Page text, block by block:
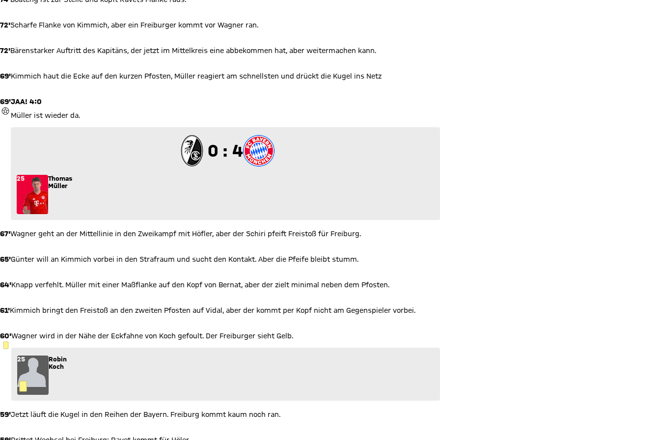
72'Scharfe Flanke von Kimmich, aber ein Freiburger kommt vor Wagner ran.
72'Bärenstarker Auftritt des Kapitäns, der jetzt im Mittelkreis eine abbekommen hat, aber weitermachen kann.
69'Kimmich haut die Ecke auf den kurzen Pfosten, Müller reagiert am schnellsten und drückt die Kugel ins Netz
69'
TOR
JAA! 4:0
Müller ist wieder da.
0 zu 4
0 : 4
25
Thomas
Müller
67'Wagner geht an der Mittellinie in den Zweikampf mit Höfler, aber der Schiri pfeift Freistoß für Freiburg.
65'Günter will an Kimmich vorbei in den Strafraum und sucht den Kontakt. Aber die Pfeife bleibt stumm.
64'Knapp verfehlt. Müller mit einer Maßflanke auf den Kopf von Bernat, aber der zielt minimal neben dem Pfosten.
61'Kimmich bringt den Freistoß an den zweiten Pfosten auf Vidal, aber der kommt per Kopf nicht am Gegenspieler vorbei.
60'
GELBE KARTE
Wagner wird in der Nähe der Eckfahne von Koch gefoult. Der Freiburger sieht Gelb.
25
Robin
Koch
59'Jetzt läuft die Kugel in den Reihen der Bayern. Freiburg kommt kaum noch ran.